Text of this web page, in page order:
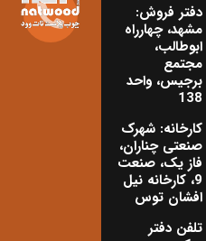
دفتر فروش:
مشهد، چهارراه
ابوطالب،
مجتمع
برجیس، واحد
138
کارخانه: شهرک
صنعتی چناران،
فاز یک، صنعت
9، کارخانه نیل
افشان توس
تلفن دفتر